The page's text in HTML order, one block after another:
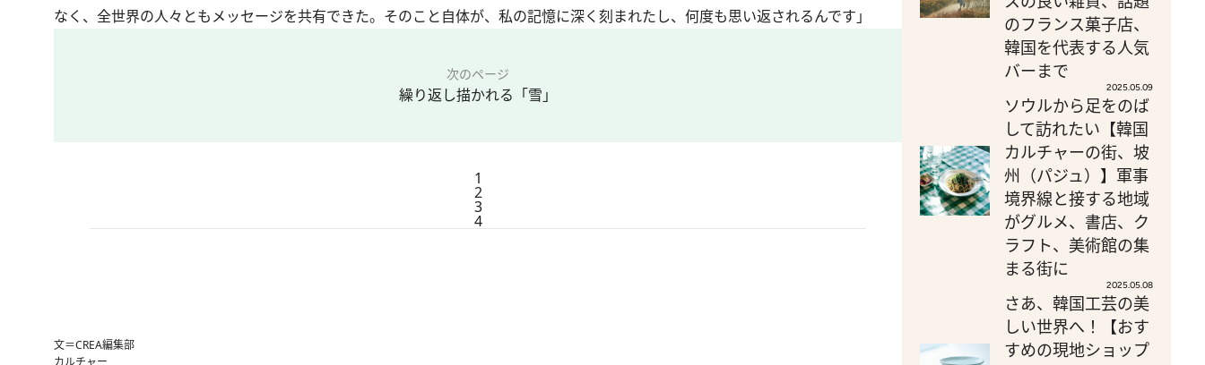
なく、全世界の人々ともメッセージを共有できた。そのこと自体が、私の記憶に深く刻まれたし、何度も思い返されるんです」
次のページ
繰り返し描かれる「雪」
1
2
3
4
文＝CREA編集部
のフランス菓子店、
韓国を代表する人気
バーまで
2025.05.09
ソウルから足をのば
して訪れたい【韓国
カルチャーの街、坡
州（パジュ）】軍事
境界線と接する地域
がグルメ、書店、ク
ラフト、美術館の集
まる街に
2025.05.08
さあ、韓国工芸の美
しい世界へ！【おす
すめの現地ショップ